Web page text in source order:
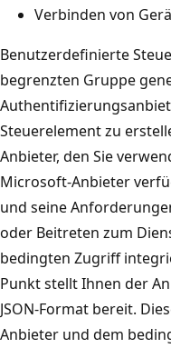
Verbinden von
Benutzerdefinierte
begrenzten Gruppe
Steuerelement zu
Anbieter, den Sie
Microsoft-Anbieter
und seine
oder Beitreten zum
bedingten Zugriff
Punkt stellt Ihnen der
JSON-Format bereit.
Anbieter und dem